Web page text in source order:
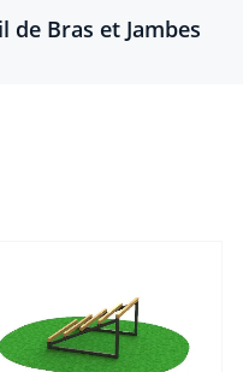
de Bras et Jambes